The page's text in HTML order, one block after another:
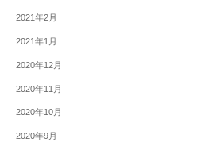
2021年2月
2021年1月
2020年12月
2020年11月
2020年10月
2020年9月